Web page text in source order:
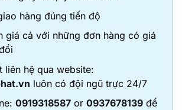
hàng đúng tiến độ
giá cả với những đơn hàng có giá
liên hệ qua website:
luôn có đội ngũ trực 24/7
0919318587 or 0937678139 để